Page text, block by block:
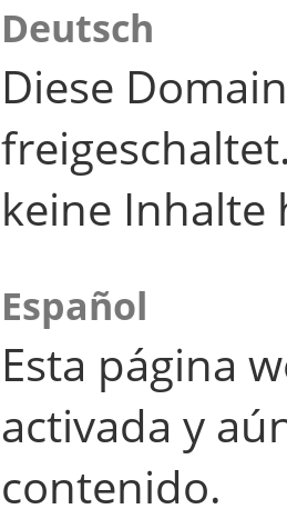
Deutsch
Diese
keine Inhalte
Español
Esta página
activada y
contenido.